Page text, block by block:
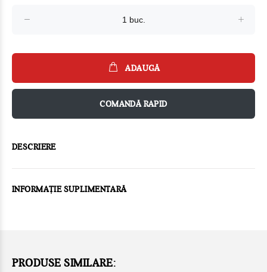
ADAUGĂ
COMANDĂ RAPID
DESCRIERE
INFORMAȚIE SUPLIMENTARĂ
PRODUSE SIMILARE: